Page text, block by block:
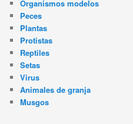
Organismos modelos
Peces
Plantas
Protistas
Reptiles
Setas
Virus
Animales de granja
Musgos